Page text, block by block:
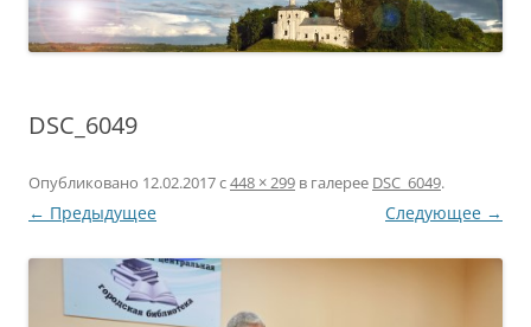
DSC_6049
Опубликовано 12.02.2017с448 × 299 в галерее DSC_6049.
← Предыдущее Следующее →